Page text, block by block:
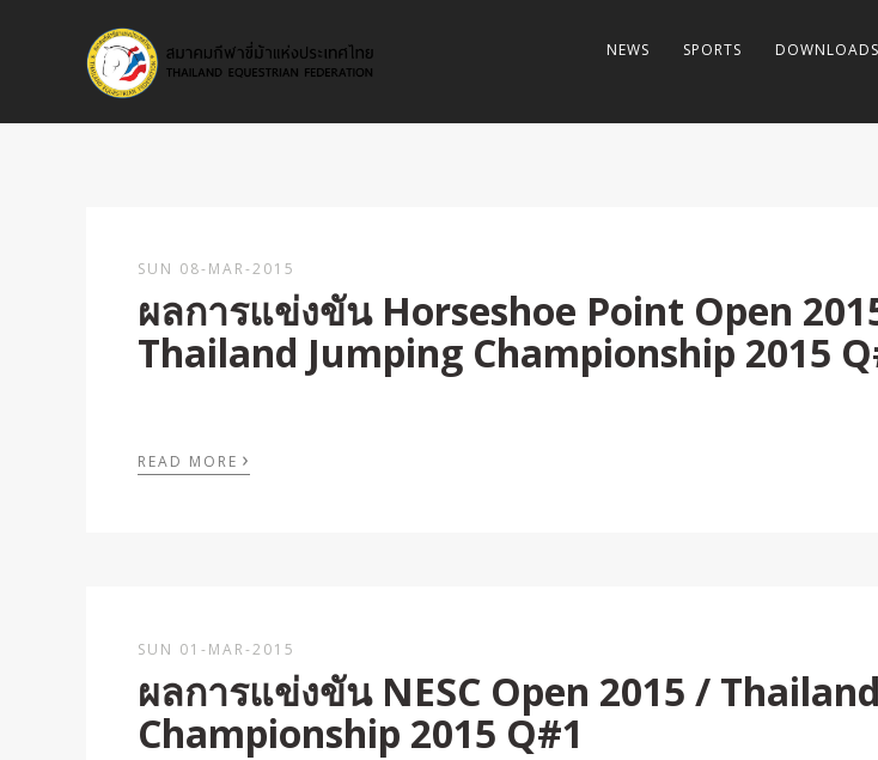
NEWS SPORTS DOWNLOADS
SUN 08-MAR-2015
ผลการแข่งขัน Horseshoe Point Open
Thailand Jumping Championship 2015
READ MORE ›
SUN 01-MAR-2015
ผลการแข่งขัน NESC Open 2015 /
Championship 2015 Q#1